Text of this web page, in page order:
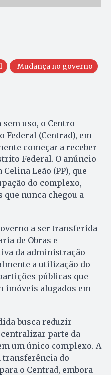
Mudança no governo
sem uso, o Centro
(Centrad), em
começar a receber
Federal. O anúncio
Leão (PP), que
do complexo,
que nunca chegou a
a ser transferida
de Obras e
da administração
a utilização do
públicas que
imóveis alugados em
busca reduzir
centralizar parte da
um único complexo. A
transferência do
o Centrad, embora